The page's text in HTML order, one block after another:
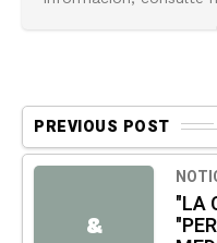
PREVIOUS POST
&
"LA